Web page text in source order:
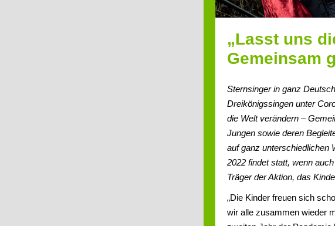
„Lasst uns
Gemeinsam
Sternsinger in ganz
Dreikönigssingen unter
die Welt verändern –
Jungen sowie deren
auf ganz unterschiedlichen
2022 findet statt, wenn
Träger der Aktion, das
„Die Kinder freuen sich
wir alle zusammen wieder